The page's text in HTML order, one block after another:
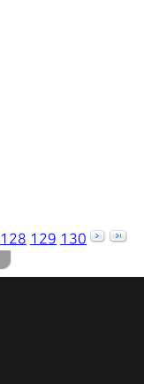
128 129 130